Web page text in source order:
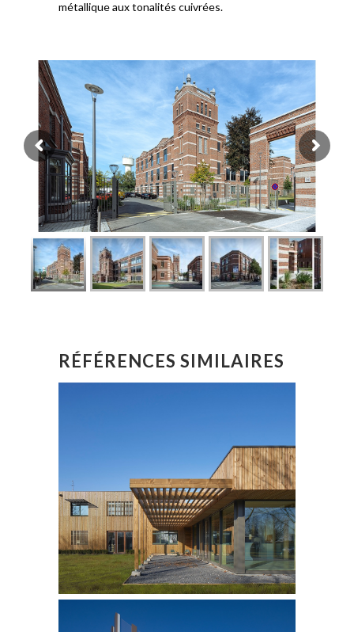
métallique aux tonalités cuivrées.
RÉFÉRENCES SIMILAIRES
BUREAUX ENTREPRISE
DESMAZIÈRES
CONSTRUCTION DE BUREAUX
MONCHY-LE-PREUX | 62